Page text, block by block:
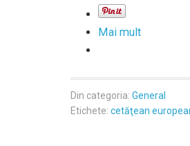
Mai mult
Din categoria: General
Etichete: cetăţean